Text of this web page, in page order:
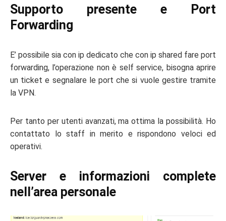
Supporto presente e Port
Forwarding
E’ possibile sia con ip dedicato che con ip shared fare port
forwarding, l’operazione non è self service, bisogna aprire
un ticket e segnalare le port che si vuole gestire tramite
la VPN.
Per tanto per utenti avanzati, ma ottima la possibilità. Ho
contattato lo staff in merito e rispondono veloci ed
operativi.
Server e informazioni complete
nell’area personale